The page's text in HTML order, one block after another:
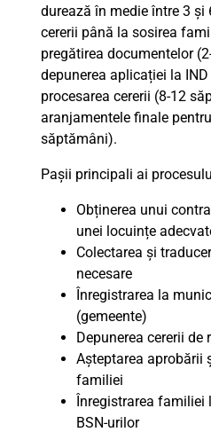
durează în medie între 3 și
cererii până la sosirea
pregătirea documentelor
depunerea aplicației la
procesarea cererii (8-12
aranjamentele finale
săptămâni).
Pașii principali ai
Obținerea unui
unei locuințe
Colectarea și
necesare
Înregistrarea la
(gemeente)
Depunerea cererii
Așteptarea aprobării
familiei
Înregistrarea familiei
BSN-urilor